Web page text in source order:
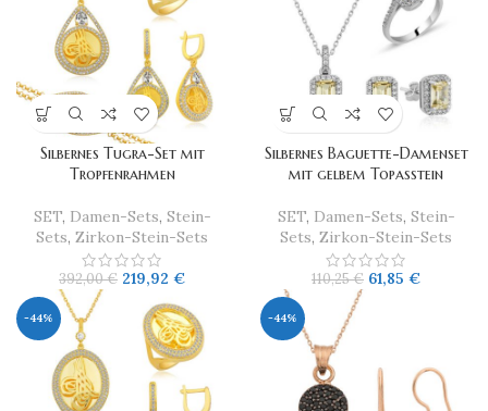
Silbernes Tugra-Set mit
Tropfenrahmen
SET, Damen-Sets, Stein-
Sets, Zirkon-Stein-Sets
392,00€ 219,92 €
​Silbernes Baguette-Damenset
mit gelbem Topasstein
SET, Damen-Sets, Stein-
Sets, Zirkon-Stein-Sets
110,25€ 61,85 €
-44% -44%